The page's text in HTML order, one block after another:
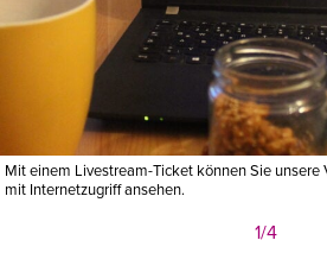
Mit einem Livestream-Ticket können Sie
mit Internetzugriff ansehen.
1/4